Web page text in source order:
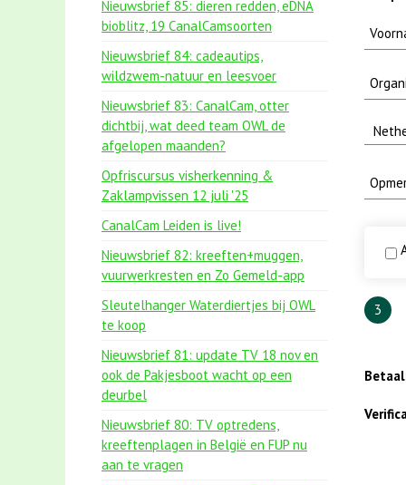
3
Nieuwsbrief 85: dieren redden, eDNA
bioblitz, 19 CanalCamsoorten
Nieuwsbrief 84: cadeautips,
wildzwem-natuur en leesvoer
Nieuwsbrief 83: CanalCam, otter
dichtbij, wat deed team OWL de
afgelopen maanden?
Opfriscursus visherkenning &
Zaklampvissen 12 juli '25
CanalCam Leiden is live!
Nieuwsbrief 82: kreeften+muggen,
vuurwerkresten en Zo Gemeld-app
Sleutelhanger Waterdiertjes bij OWL
te koop
Nieuwsbrief 81: update TV 18 nov en
ook de Pakjesboot wacht op een
deurbel
Nieuwsbrief 80: TV optredens,
kreeftenplagen in België en FUP nu
aan te vragen